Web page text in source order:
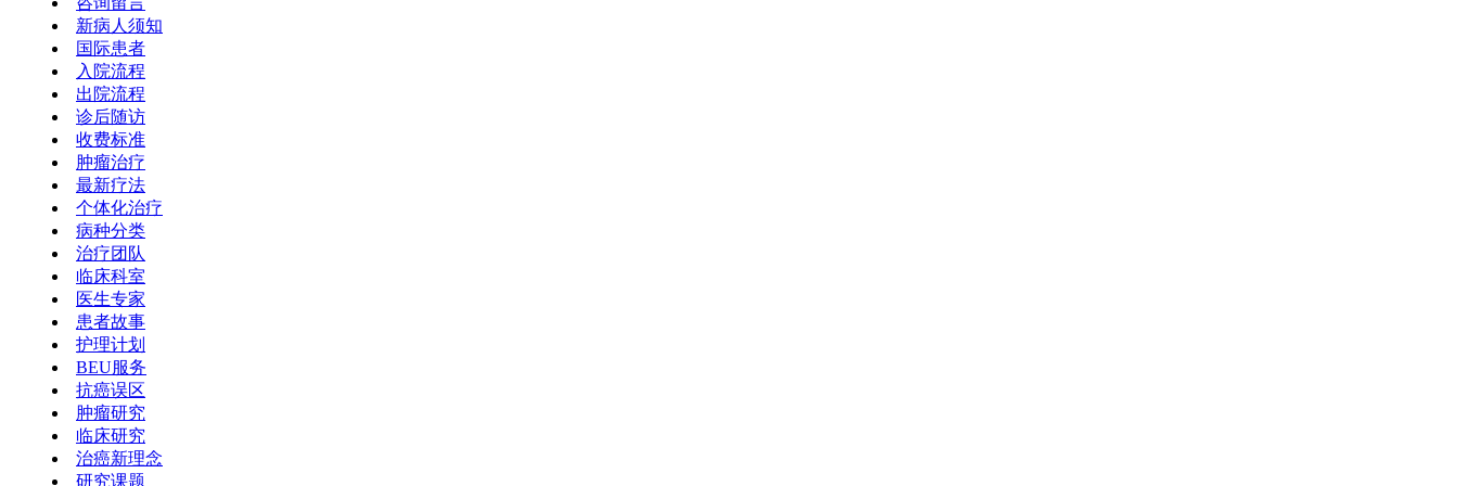
新病人须知
国际患者
入院流程
出院流程
诊后随访
收费标准
肿瘤治疗
最新疗法
个体化治疗
病种分类
治疗团队
临床科室
医生专家
患者故事
护理计划
BEU服务
抗癌误区
肿瘤研究
临床研究
治癌新理念
研究课题